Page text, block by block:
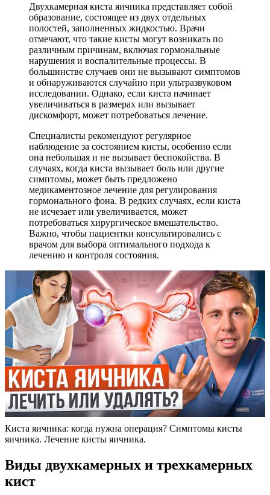
Двухкамерная киста яичника представляет собой
образование, состоящее из двух отдельных
полостей, заполненных жидкостью. Врачи
отмечают, что такие кисты могут возникать по
различным причинам, включая гормональные
нарушения и воспалительные процессы. В
большинстве случаев они не вызывают симптомов
и обнаруживаются случайно при ультразвуковом
исследовании. Однако, если киста начинает
увеличиваться в размерах или вызывает
дискомфорт, может потребоваться лечение.
Специалисты рекомендуют регулярное
наблюдение за состоянием кисты, особенно если
она небольшая и не вызывает беспокойства. В
случаях, когда киста вызывает боль или другие
симптомы, может быть предложено
медикаментозное лечение для регулирования
гормонального фона. В редких случаях, если киста
не исчезает или увеличивается, может
потребоваться хирургическое вмешательство.
Важно, чтобы пациентки консультировались с
врачом для выбора оптимального подхода к
лечению и контроля состояния.
Киста яичника: когда нужна операция? Симптомы кисты
яичника. Лечение кисты яичника.
Виды двухкамерных и трехкамерных
кист